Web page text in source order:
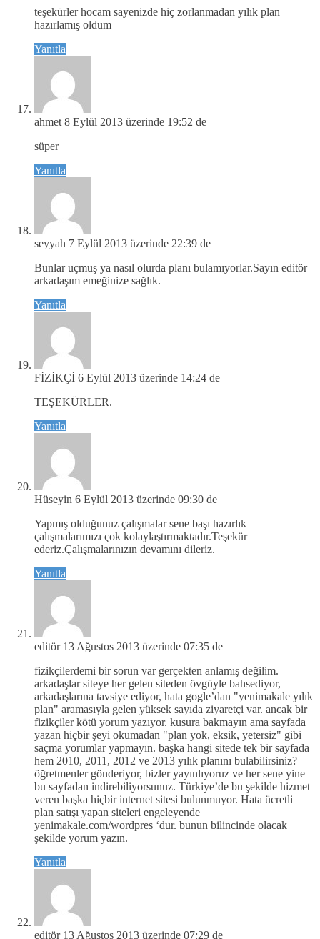
teşekürler hocam sayenizde hiç zorlanmadan yılık plan
hazırlamış oldum
Yanıtla
ahmet 8 Eylül 2013 üzerinde 19:52 de
süper
Yanıtla
seyyah 7 Eylül 2013 üzerinde 22:39 de
Bunlar uçmuş ya nasıl olurda planı bulamıyorlar.Sayın editör
arkadaşım emeğinize sağlık.
Yanıtla
FİZİKÇİ 6 Eylül 2013 üzerinde 14:24 de
TEŞEKÜRLER.
Yanıtla
Hüseyin 6 Eylül 2013 üzerinde 09:30 de
Yapmış olduğunuz çalışmalar sene başı hazırlık
çalışmalarımızı çok kolaylaştırmaktadır.Teşekür
ederiz.Çalışmalarınızın devamını dileriz.
Yanıtla
editör 13 Ağustos 2013 üzerinde 07:35 de
fizikçilerdemi bir sorun var gerçekten anlamış değilim.
arkadaşlar siteye her gelen siteden övgüyle bahsediyor,
arkadaşlarına tavsiye ediyor, hata gogle’dan "yenimakale yılık
plan" aramasıyla gelen yüksek sayıda ziyaretçi var. ancak bir
fizikçiler kötü yorum yazıyor. kusura bakmayın ama sayfada
yazan hiçbir şeyi okumadan "plan yok, eksik, yetersiz" gibi
saçma yorumlar yapmayın. başka hangi sitede tek bir sayfada
hem 2010, 2011, 2012 ve 2013 yılık planını bulabilirsiniz?
öğretmenler gönderiyor, bizler yayınlıyoruz ve her sene yine
bu sayfadan indirebiliyorsunuz. Türkiye’de bu şekilde hizmet
veren başka hiçbir internet sitesi bulunmuyor. Hata ücretli
plan satışı yapan siteleri engeleyende
yenimakale.com/wordpres ‘dur. bunun bilincinde olacak
şekilde yorum yazın.
Yanıtla
editör 13 Ağustos 2013 üzerinde 07:29 de